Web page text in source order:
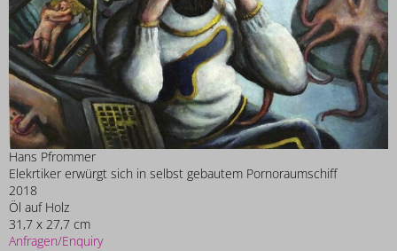
Hans Pfrommer
Elekrtiker erwürgt sich in selbst gebautem Pornoraumschiff
2018
Öl auf Holz
31,7 x 27,7 cm
Anfragen/Enquiry